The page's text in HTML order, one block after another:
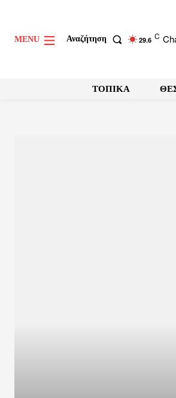
MENU Αναζήτηση 29.6 C
ΤΟΠΙΚΑ